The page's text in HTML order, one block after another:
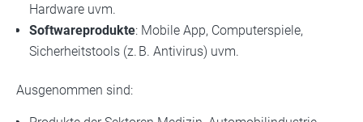
Hardware uvm.
Softwareprodukte: Mobile App, Computerspiele,
Sicherheitstools (z. B. Antivirus) uvm.
Ausgenommen sind: